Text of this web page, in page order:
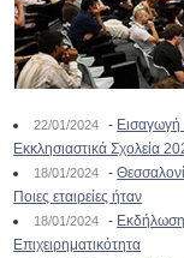
22/01/2024 - Εισαγωγή
Εκκλησιαστικά Σχολεία
18/01/2024 -
Ποιες εταιρείες ήταν
18/01/2024 - Εκδήλωση
Επιχειρηματικότητα